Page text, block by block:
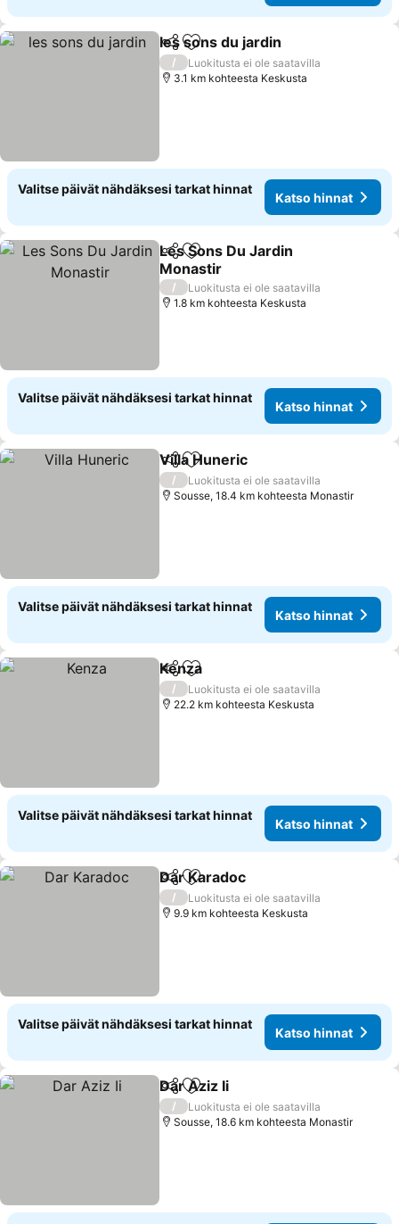
Jaa Lisää suosikkeihin
les sons du jardin
/
Luokitusta ei ole saatavilla
3.1 km kohteesta Keskusta
Valitse päivät nähdäksesi tarkat hinnat
Katso hinnat
Jaa Lisää suosikkeihin
Les Sons Du Jardin
Monastir
/
Luokitusta ei ole saatavilla
1.8 km kohteesta Keskusta
Valitse päivät nähdäksesi tarkat hinnat
Katso hinnat
Jaa Lisää suosikkeihin
Villa Huneric
/
Luokitusta ei ole saatavilla
Sousse, 18.4 km kohteesta Monastir
Valitse päivät nähdäksesi tarkat hinnat
Katso hinnat
Jaa Lisää suosikkeihin
Kenza
/
Luokitusta ei ole saatavilla
22.2 km kohteesta Keskusta
Valitse päivät nähdäksesi tarkat hinnat
Katso hinnat
Jaa Lisää suosikkeihin
Dar Karadoc
/
Luokitusta ei ole saatavilla
9.9 km kohteesta Keskusta
Valitse päivät nähdäksesi tarkat hinnat
Katso hinnat
Jaa Lisää suosikkeihin
Dar Aziz Ii
/
Luokitusta ei ole saatavilla
Sousse, 18.6 km kohteesta Monastir